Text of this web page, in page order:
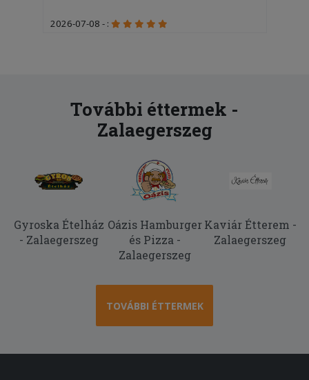
2026-07-08 - :
2026-06-26 - Judit:
Finom volt, mint mindig. A kedvenc
2026-06-13 - Barbara:
A legjobb pizzéria eddig még nem
2026-05-16 - Judit:
Nagyon finom volt, mint mindig...
pizzériája. Ezért a kedvenc pizzériám
hosszú évek óta. Munkahelyemen is a
vásárlóknak szívesen ajánlom, amikor
megkérdezik, hogy honnan érdemes
További éttermek -
Zalaegerszeg
Gyroska Ételház
- Zalaegerszeg
Oázis Hamburger
és Pizza -
Zalaegerszeg
Kaviár Étterem -
Zalaegerszeg
TOVÁBBI ÉTTERMEK